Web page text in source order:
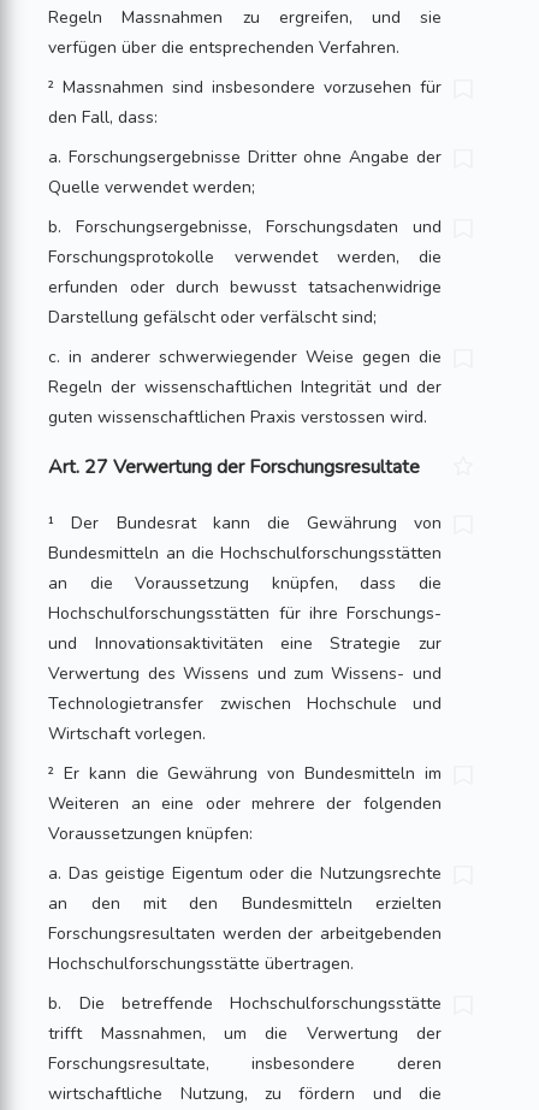
Regeln Massnahmen zu ergreifen, und sie
verfügen über die entsprechenden Verfahren.
² Massnahmen sind insbesondere vorzusehen für
den Fall, dass:
a. Forschungsergebnisse Dritter ohne Angabe der
Quelle verwendet werden;
b. Forschungsergebnisse, Forschungsdaten und
Forschungsprotokolle verwendet werden, die
erfunden oder durch bewusst tatsachenwidrige
Darstellung gefälscht oder verfälscht sind;
c. in anderer schwerwiegender Weise gegen die
Regeln der wissenschaftlichen Integrität und der
guten wissenschaftlichen Praxis verstossen wird.
Art. 27 Verwertung der Forschungsresultate
¹ Der Bundesrat kann die Gewährung von
Bundesmitteln an die Hochschulforschungsstätten
an die Voraussetzung knüpfen, dass die
Hochschulforschungsstätten für ihre Forschungs-
und Innovationsaktivitäten eine Strategie zur
Verwertung des Wissens und zum Wissens- und
Technologietransfer zwischen Hochschule und
Wirtschaft vorlegen.
² Er kann die Gewährung von Bundesmitteln im
Weiteren an eine oder mehrere der folgenden
Voraussetzungen knüpfen:
a. Das geistige Eigentum oder die Nutzungsrechte
an den mit den Bundesmitteln erzielten
Forschungsresultaten werden der arbeitgebenden
Hochschulforschungsstätte übertragen.
b. Die betreffende Hochschulforschungsstätte
trifft Massnahmen, um die Verwertung der
Forschungsresultate, insbesondere deren
wirtschaftliche Nutzung, zu fördern und die